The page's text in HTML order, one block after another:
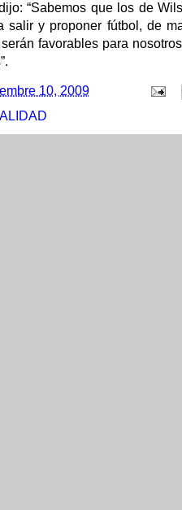
“Sabemos que los de
salir y proponer fútbol, de
favorables para
10, 2009